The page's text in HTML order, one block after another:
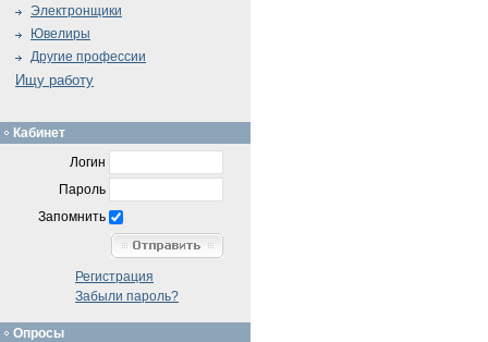
Электронщики
Ювелиры
Другие профессии
Ищу работу
Кабинет
Логин
Пароль
Запомнить
Регистрация
Забыли пароль?
Опросы